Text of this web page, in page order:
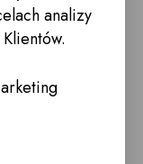
- 18.00
analizy